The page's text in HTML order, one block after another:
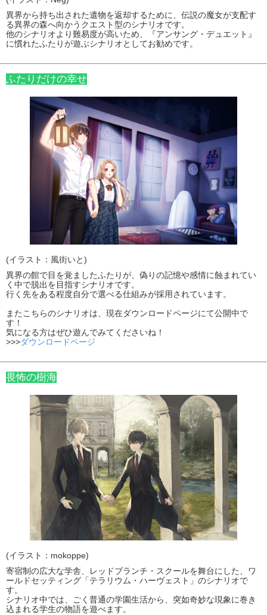
異界から持ち出された遺物を返却するために、伝説の魔女が支配す
る異界の森へ向かうクエスト型のシナリオです。
他のシナリオより難易度が高いため、『アンサング・デュエット』
に慣れたふたりが遊ぶシナリオとしてお勧めです。
ふたりだけの幸せ
(イラスト：風街いと)
異界の館で目を覚ましたふたりが、偽りの記憶や感情に蝕まれてい
く中で脱出を目指すシナリオです。
行く先をある程度自分で選べる仕組みが採用されています。
またこちらのシナリオは、現在ダウンロードページにて公開中で
す！
気になる方はぜひ遊んでみてくださいね！
>>>ダウンロードページ
畏怖の樹海
(イラスト：mokoppe)
寄宿制の広大な学舎、レッドブランチ・スクールを舞台にした、ワ
ールドセッティング「テラリウム・ハーヴェスト」のシナリオで
す。
シナリオ中では、ごく普通の学園生活から、突如奇妙な現象に巻き
込まれる学生の物語を遊べます。